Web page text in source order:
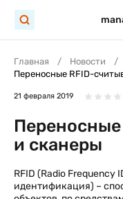
Главная
Новости
Переносные RFID-
21 февраля 2019
и сканеры
RFID (Radio Frequency
идентификация) –